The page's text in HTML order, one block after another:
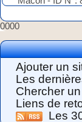
0000
Ajouter un
Les
Chercher
Liens de
Les